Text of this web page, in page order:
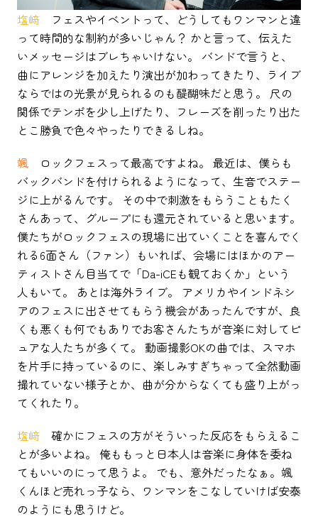
塩﨑 フェスやイベントって、どうしてもワンマンと違
って時間的な制約が多いじゃん？ かと言って、伝えた
いメッセージはブレちゃいけない。 バンドで言うと、
曲にアレンジを加えたり演出が加わってきたり、ライブ
ならではの光景が見られるのも醍醐味だと思う。 尺の
関係でテンポを少し上げたり、フレーズを削ったり出た
とこ勝負で色々やったりできるしね。
颯 ロックフェスって最高ですよね。 最近は、僕らも
バックバンドを付けられるようになって、生音でステー
ジに上がるんです。 その中で刺激をもらうこともたく
さんあって、グループにも還元されていると思います。
僕たちがロックフェスの現場に出ていくことを喜んでく
れる6面さん（ファン）もいれば、会場にはほかのアー
ティストさん目当てで「Da-iCEも観ておくか」という
人もいて。 あとは海外ライブ。 アメリカやインドネシ
アのフェスに出させてもらう機会があったんですが、良
くも悪くも何でもありでお客さんたちが音楽に対してピ
ュアな人たちが多くて。 動画撮影OKの曲では、スマホ
を片手に持っているのに、楽しみすぎちゃって全然動画
撮れていない様子とか、曲が分からなくても盛り上がっ
てくれたり。
塩﨑 確かにフェスの方がそういった反応をもらえるこ
とが多いよね。 俺ももっと日本人は音楽に身体を委ね
てもいいのにって思うよ。 でも、意外だったなぁ。颯
くんほど売れっ子なら、ワンマンをこなしていけば安泰
のようにも思うけど。